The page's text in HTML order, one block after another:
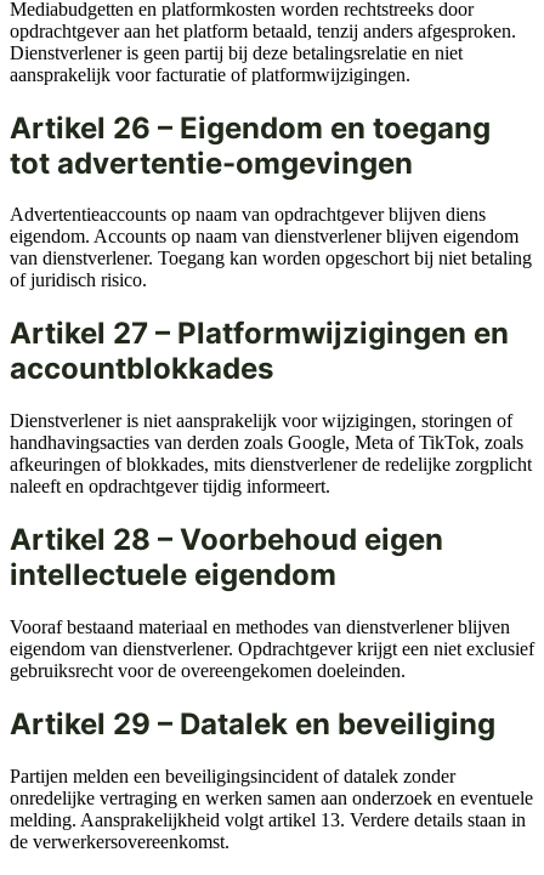
Mediabudgetten en platformkosten worden rechtstreeks door
opdrachtgever aan het platform betaald, tenzij anders afgesproken.
Dienstverlener is geen partij bij deze betalingsrelatie en niet
aansprakelijk voor facturatie of platformwijzigingen.
Artikel 26 – Eigendom en toegang
tot advertentie-omgevingen
Advertentieaccounts op naam van opdrachtgever blijven diens
eigendom. Accounts op naam van dienstverlener blijven eigendom
van dienstverlener. Toegang kan worden opgeschort bij niet betaling
of juridisch risico.
Artikel 27 – Platformwijzigingen en
accountblokkades
Dienstverlener is niet aansprakelijk voor wijzigingen, storingen of
handhavingsacties van derden zoals Google, Meta of TikTok, zoals
afkeuringen of blokkades, mits dienstverlener de redelijke zorgplicht
naleeft en opdrachtgever tijdig informeert.
Artikel 28 – Voorbehoud eigen
intellectuele eigendom
Vooraf bestaand materiaal en methodes van dienstverlener blijven
eigendom van dienstverlener. Opdrachtgever krijgt een niet exclusief
gebruiksrecht voor de overeengekomen doeleinden.
Artikel 29 – Datalek en beveiliging
Partijen melden een beveiligingsincident of datalek zonder
onredelijke vertraging en werken samen aan onderzoek en eventuele
melding. Aansprakelijkheid volgt artikel 13. Verdere details staan in
de verwerkersovereenkomst.